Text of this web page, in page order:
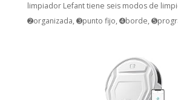
limpiador Lefant tiene seis modos de
➋organizada, ➌punto fijo, ➍borde,